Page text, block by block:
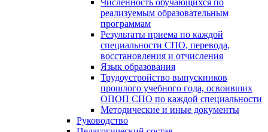
Численность обучающихся по
реализуемым образовательным
программам
Результаты приема по каждой
специальности СПО, перевода,
восстановления и отчисления
Язык образования
Трудоустройство выпускников
прошлого учебного года, освоивших
ОПОП СПО по каждой специальности
Методические и иные документы
Руководство